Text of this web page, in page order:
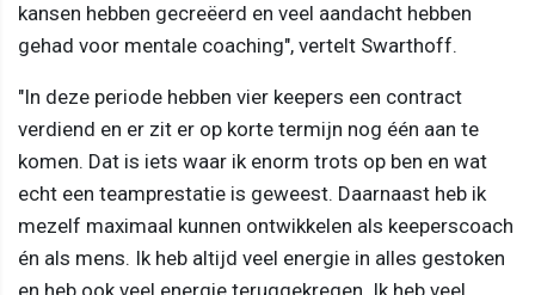
kansen hebben gecreëerd en veel aandacht hebben
gehad voor mentale coaching", vertelt Swarthoff.
"In deze periode hebben vier keepers een contract
verdiend en er zit er op korte termijn nog één aan te
komen. Dat is iets waar ik enorm trots op ben en wat
echt een teamprestatie is geweest. Daarnaast heb ik
mezelf maximaal kunnen ontwikkelen als keeperscoach
én als mens. Ik heb altijd veel energie in alles gestoken
en heb ook veel energie teruggekregen. Ik heb veel